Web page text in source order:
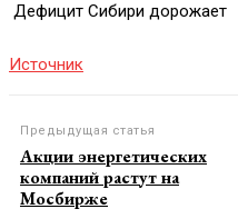
Дефицит Сибири дорожает
Источник
Предыдущая статья
Акции энергетических
компаний растут на
Мосбирже